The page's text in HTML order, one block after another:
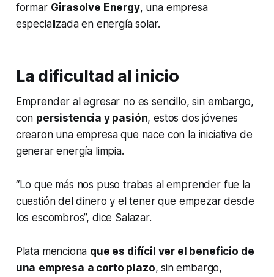
formar Girasolve Energy, una empresa
especializada en energía solar.
La dificultad al inicio
Emprender al egresar no es sencillo, sin embargo,
con persistencia y pasión, estos dos jóvenes
crearon una empresa que nace con la iniciativa de
generar energía limpia.
“Lo que más nos puso trabas al emprender fue la
cuestión del dinero y el tener que empezar desde
los escombros”, dice Salazar.
Plata menciona que es difícil ver el beneficio de
una empresa a corto plazo, sin embargo,